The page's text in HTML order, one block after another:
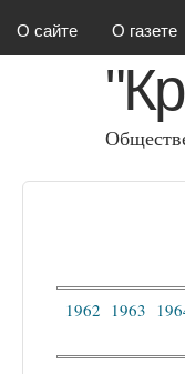
О сайте О газете
1962 1963